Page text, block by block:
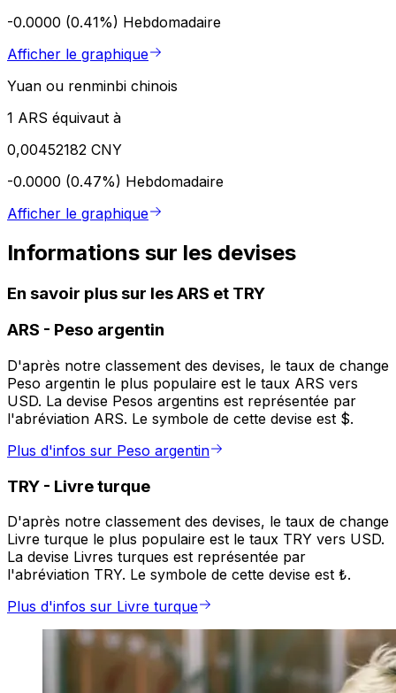
-0.0000 (0.41%) Hebdomadaire
Afficher le graphique
Yuan ou renminbi chinois
1 ARS équivaut à
0,00452182 CNY
-0.0000 (0.47%) Hebdomadaire
Afficher le graphique
Informations sur les devises
En savoir plus sur les ARS et TRY
ARS - Peso argentin
D'après notre classement des devises, le taux de change
Peso argentin le plus populaire est le taux ARS vers
USD. La devise Pesos argentins est représentée par
l'abréviation ARS. Le symbole de cette devise est $.
Plus d'infos sur Peso argentin
TRY - Livre turque
D'après notre classement des devises, le taux de change
Livre turque le plus populaire est le taux TRY vers USD.
La devise Livres turques est représentée par
l'abréviation TRY. Le symbole de cette devise est ₺.
Plus d'infos sur Livre turque